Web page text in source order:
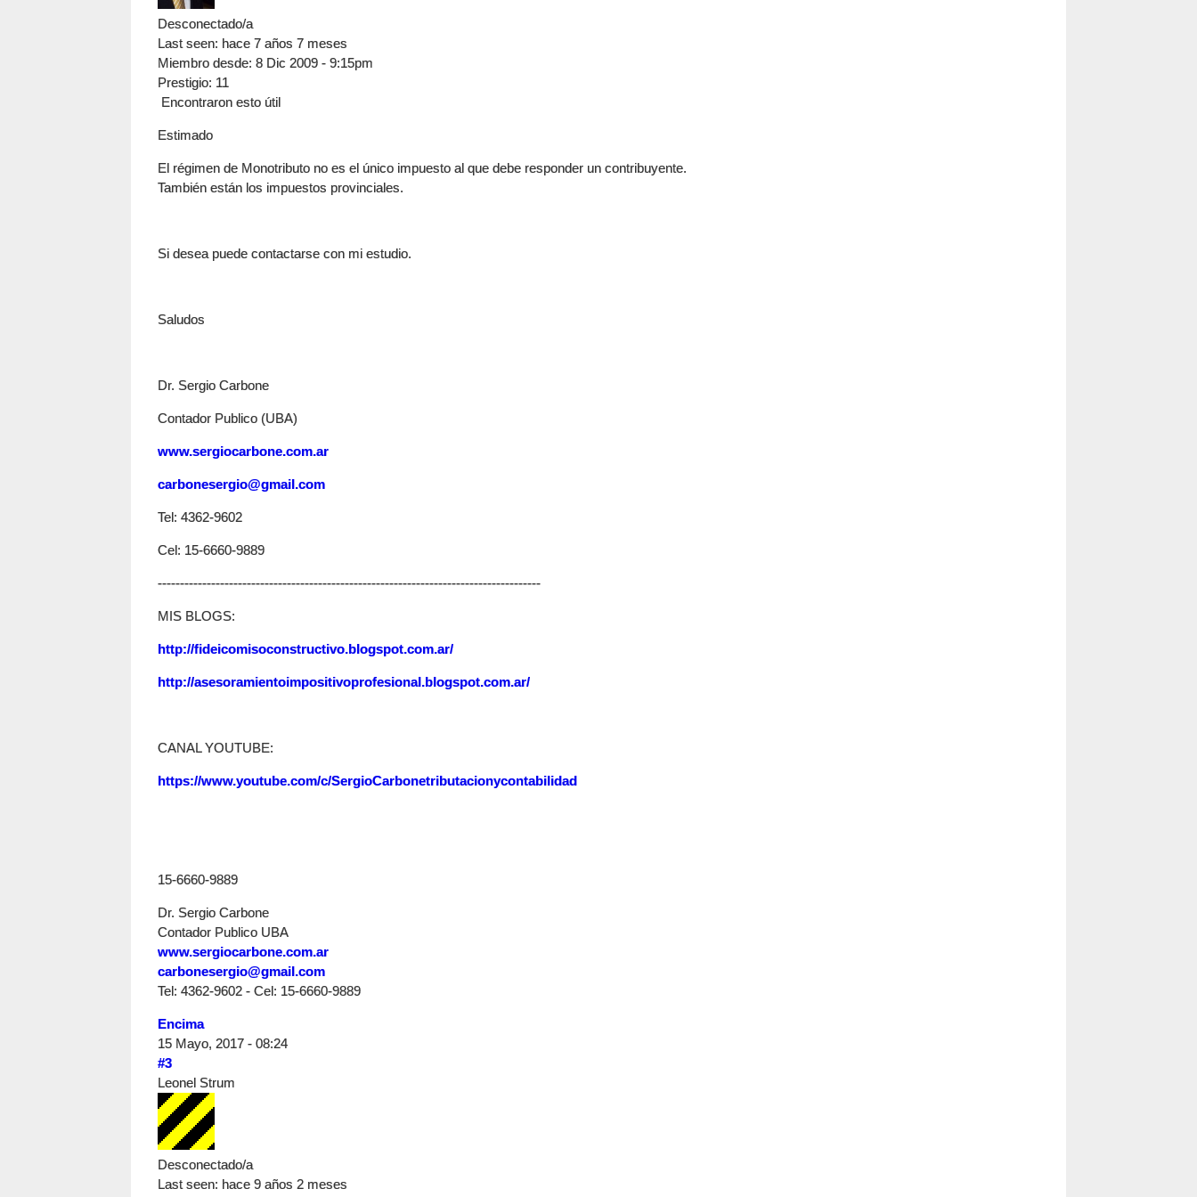
Desconectado/a
Last seen: hace 7 años 7 meses
Miembro desde: 8 Dic 2009 - 9:15pm
Prestigio: 11
Encontraron esto útil
Estimado
El régimen de Monotributo no es el único impuesto al que debe responder un contribuyente.
También están los impuestos provinciales.
Si desea puede contactarse con mi estudio.
Saludos
Dr. Sergio Carbone
Contador Publico (UBA)
www.sergiocarbone.com.ar
carbonesergio@gmail.com
Tel: 4362-9602
Cel: 15-6660-9889
--------------------------------------------------------------------------------------
MIS BLOGS:
http://fideicomisoconstructivo.blogspot.com.ar/
http://asesoramientoimpositivoprofesional.blogspot.com.ar/
CANAL YOUTUBE:
https://www.youtube.com/c/SergioCarbonetributacionycontabilidad
15-6660-9889
Dr. Sergio Carbone
Contador Publico UBA
www.sergiocarbone.com.ar
carbonesergio@gmail.com
Tel: 4362-9602 - Cel: 15-6660-9889
Encima
15 Mayo, 2017 - 08:24
#3
Leonel Strum
Desconectado/a
Last seen: hace 9 años 2 meses